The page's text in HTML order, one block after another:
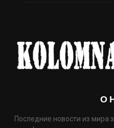
О
Последние новости из мира